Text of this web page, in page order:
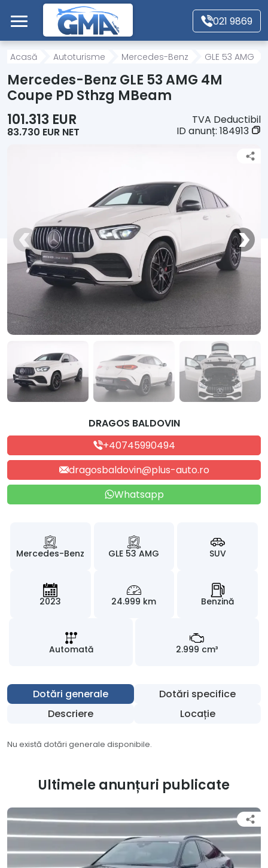
Mergi direct la conținutul principal
021 9869
Acasă
Autoturisme
Motociclete
Alte tipuri vehicule
Despre Noi
Contact
Acasă Autoturisme Mercedes-Benz GLE 53 AMG
Mercedes-Benz GLE 53 AMG 4M
Coupe PD Sthzg MBeam
101.313 EUR
83.730 EUR NET
TVA Deductibil
ID anunț: 184913
DRAGOS BALDOVIN
+40745990494
dragosbaldovin@plus-auto.ro
Whatsapp
Mercedes-Benz GLE 53 AMG SUV
2023 24.999 km Benzină
Automată 2.999 cm³
Dotări generale
Dotări specifice
Descriere
Locație
Nu există dotări generale disponibile.
Ultimele anunțuri publicate